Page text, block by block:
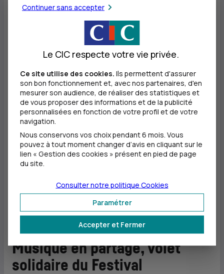
encore Jordi Savall et Le Concert des Nations.
Au total, 900 artistes donneront à entendre la diversité
des traditions européennes, entre chefs-d’oeuvre du
répertoire et oeuvres redécouvertes. Sans oublier
des solistes d’exception tels Martha Argerich, Renaud
Capuçon, Gautier Capuçon, Emmanuel Pahud,
Bertrand Chamayou, Nadine Sierra, Mao Fujita, Gidon
Kremer, Mikhail Pletnev, Jean-Frédéric Neuburger,
jeunes talents de Génération@Aix.
Musique en partage, volet
solidaire du Festival
Continuer sans accepter
Le CIC respecte votre vie privée.
Ce site utilise des cookies. Ils permettent d'assurer
son bon fonctionnement et, avec nos partenaires, d'en
mesurer son audience, de réaliser des statistiques et
de vous proposer des informations et de la publicité
personnalisées en fonction de votre profil et de votre
navigation.
Nous conservons vos choix pendant 6 mois. Vous
pouvez à tout moment changer d’avis en cliquant sur le
lien « Gestion des cookies » présent en pied de page
du site.
Accepter et Fermer
Paramétrer
Consulter notre politique Cookies